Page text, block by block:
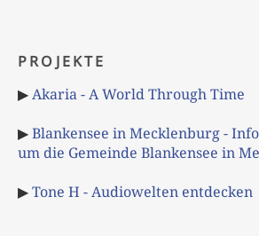
PROJEKTE
▶Akaria - A World Through Time
▶Blankensee in Mecklenburg -
um die Gemeinde Blankensee in
▶Tone H - Audiowelten entdecken